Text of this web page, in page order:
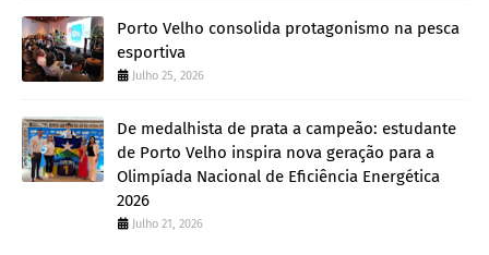
Porto Velho consolida protagonismo na pesca
esportiva
Julho 25, 2026
De medalhista de prata a campeão: estudante
de Porto Velho inspira nova geração para a
Olimpíada Nacional de Eficiência Energética
2026
Julho 21, 2026